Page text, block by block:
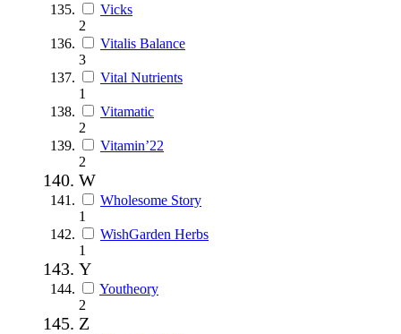
Vicks
2
Vitalis Balance
3
Vital Nutrients
1
Vitamatic
2
Vitamin’22
2
W
Wholesome Story
1
WishGarden Herbs
1
Y
Youtheory
2
Z